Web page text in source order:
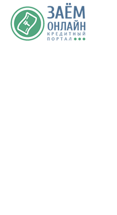
Перейти к основному содержанию